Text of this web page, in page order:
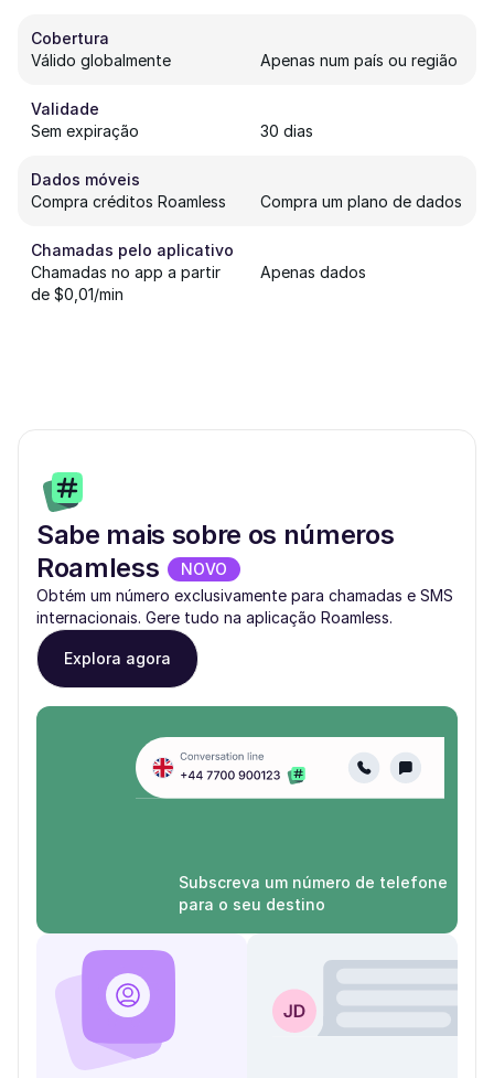
Cobertura
Válido globalmente
Apenas num país ou região
Validade
Sem expiração
30 dias
Dados móveis
Compra créditos Roamless
Compra um plano de dados
Chamadas pelo aplicativo
Chamadas no app a partir
de $0,01/min
Apenas dados
Sabe mais sobre os números
Roamless
NOVO
Obtém um número exclusivamente para chamadas e SMS
internacionais. Gere tudo na aplicação Roamless.
Explora agora
Subscreva um número de telefone
para o seu destino